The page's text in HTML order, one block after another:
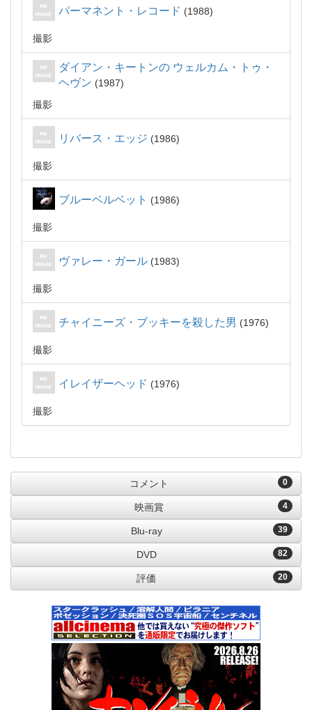
パーマネント・レコード 1988
撮影
ダイアン・キートンの ウェルカム・トゥ・
ヘヴン
1987
撮影
リバース・エッジ 1986
撮影
ブルーベルベット 1986
撮影
ヴァレー・ガール 1983
撮影
チャイニーズ・ブッキーを殺した男 1976
撮影
イレイザーヘッド 1976
撮影
0
コメント
4
映画賞
39
Blu-ray
82
DVD
20
評価